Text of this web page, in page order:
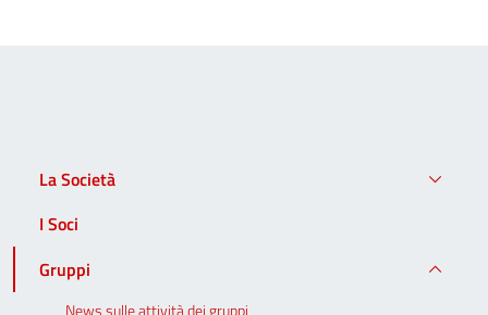
La Società
I Soci
Gruppi